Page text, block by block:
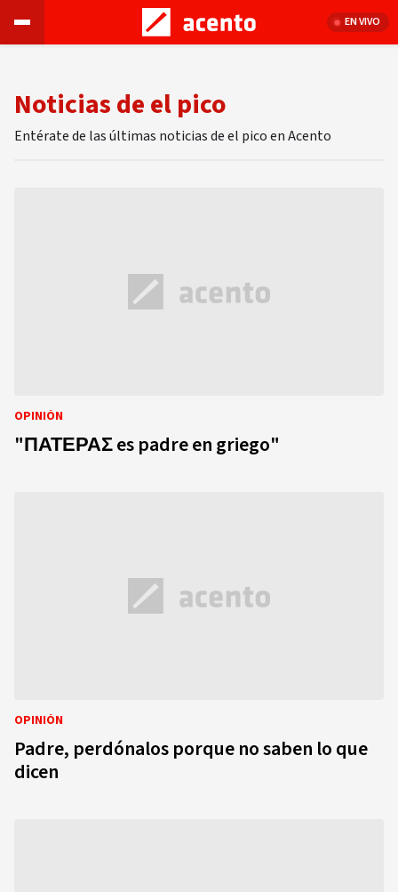
EN VIVO
Noticias de el pico
Entérate de las últimas noticias de el pico en Acento
OPINIÓN
"ΠΑΤΕΡΑΣ es padre en griego"
OPINIÓN
Padre, perdónalos porque no saben lo que
dicen